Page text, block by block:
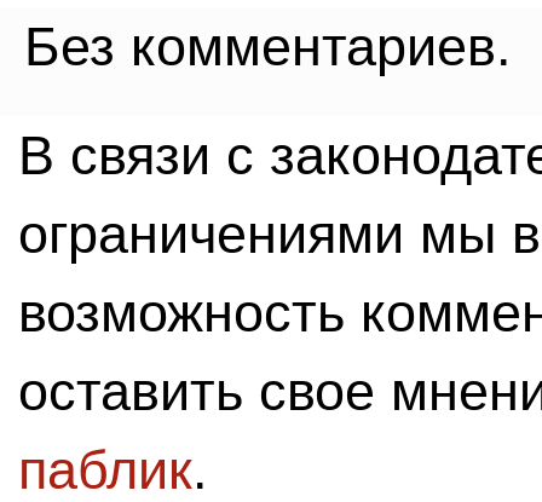
Без комментариев.
В связи с
ограничениями мы
возможность
оставить свое
паблик.